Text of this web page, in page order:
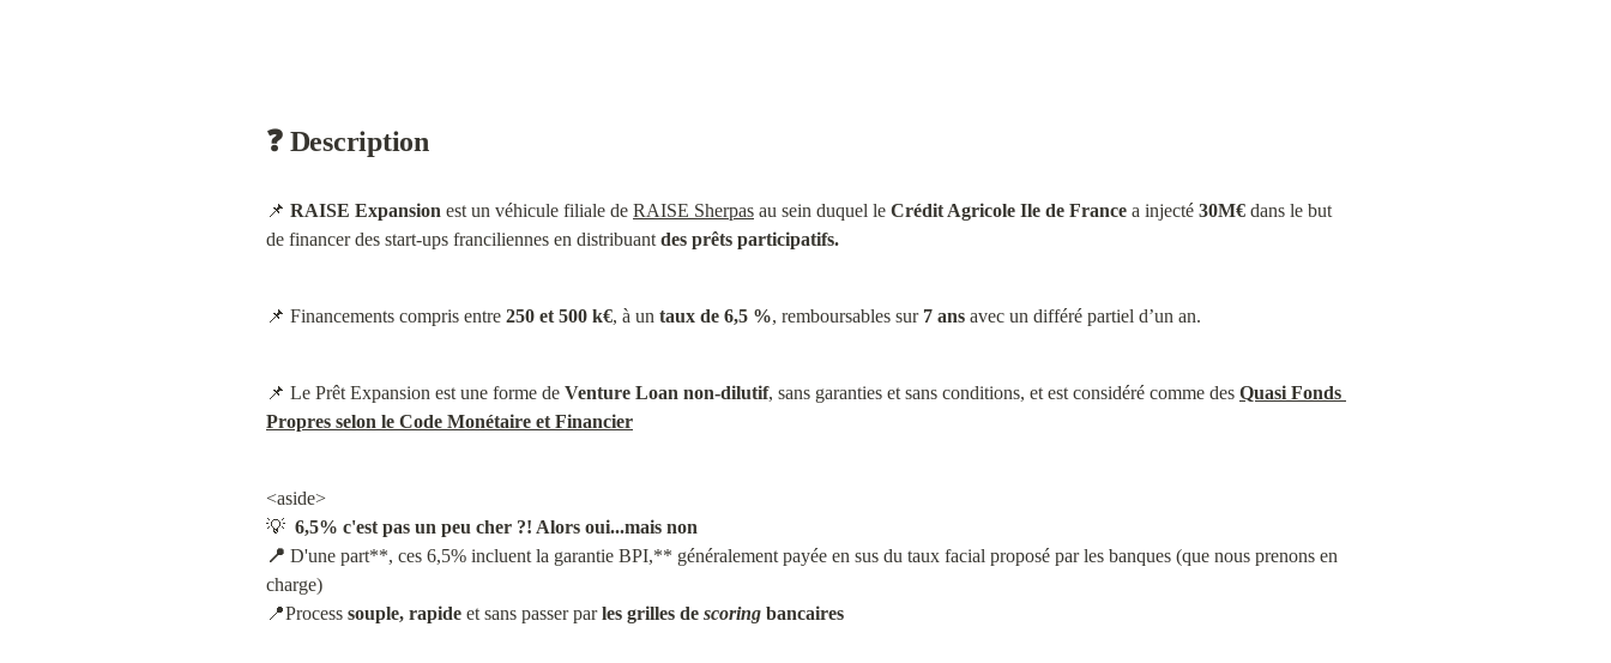
❓ Description
📌 RAISE Expansion est un véhicule filiale de RAISE Sherpas au sein duquel le Crédit Agricole Ile de France a injecté 30M€ dans le but
de financer des start-ups franciliennes en distribuant des prêts participatifs.
📌 Financements compris entre 250 et 500 k€, à un taux de 6,5 %, remboursables sur 7 ans avec un différé partiel d’un an.
📌 Le Prêt Expansion est une forme de Venture Loan non-dilutif, sans garanties et sans conditions, et est considéré comme des Quasi Fonds
Propres selon le Code Monétaire et Financier
<aside>
💡 6,5% c'est pas un peu cher ?! Alors oui...mais non
📍 D'une part**, ces 6,5% incluent la garantie BPI,** généralement payée en sus du taux facial proposé par les banques (que nous prenons en
charge)
📍Process souple, rapide et sans passer par les grilles de scoring bancaires